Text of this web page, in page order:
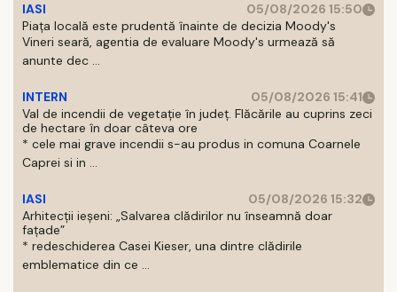
IASI
05/08/2026 15:50
Piața locală este prudentă înainte de decizia Moody's
Vineri seară, agentia de evaluare Moody's urmează să
anunte dec ...
INTERN
05/08/2026 15:41
Val de incendii de vegetație în județ. Flăcările au cuprins zeci
de hectare în doar câteva ore
* cele mai grave incendii s-au produs in comuna Coarnele
Caprei si in ...
IASI
05/08/2026 15:32
Arhitecții ieșeni: „Salvarea clădirilor nu înseamnă doar
fațade”
* redeschiderea Casei Kieser, una dintre clădirile
emblematice din ce ...